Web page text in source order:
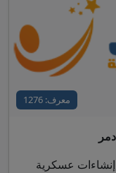
معرف: 1276
إنشاءات عسكرية